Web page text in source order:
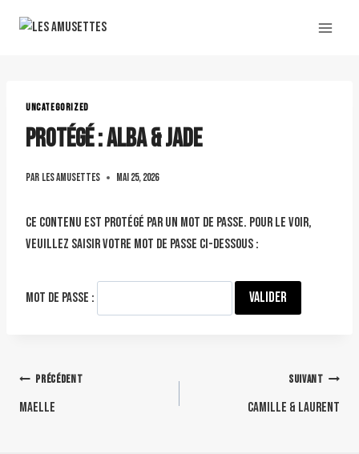
UNCATEGORIZED
Protégé : ALBA & JADE
Par Les amusettes mai 25, 2026
Ce contenu est protégé par un mot de passe. Pour le voir,
veuillez saisir votre mot de passe ci-dessous :
Mot de passe :
PRÉCÉDENT
Maelle
SUIVANT
Camille & laurent